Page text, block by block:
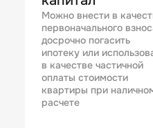
Можно внести в
первоначального
досрочно погасить
ипотеку или
в качестве частичной
оплаты стоимости
квартиры при
расчете